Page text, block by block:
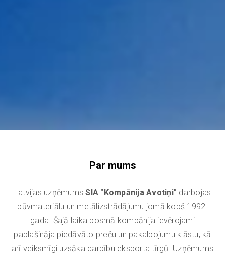
Par mums
Latvijas uzņēmumsSIA "Kompānija Avotiņi" darbojas
būvmateriālu un metālizstrādājumu jomā kopš 1992.
gada. Šajā laika posmā kompānija ievērojami
paplašināja piedāvāto preču un pakalpojumu klāstu, kā
arī veiksmīgi uzsāka darbību eksporta tīrgū. Uzņēmums